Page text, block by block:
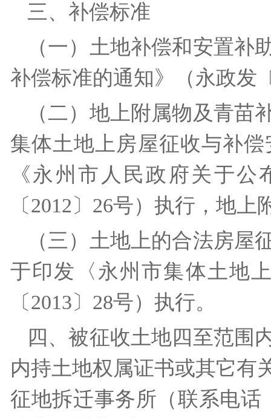
三、补偿标准
（一）土地补偿和安置
补偿标准的通知》（永政
（二）地上附属物及青
集体土地上房屋征收与补
《永州市人民政府关于
〔2012〕26号）执行，
（三）土地上的合法房
于印发〈永州市集体土地
〔2013〕28号）执行。
四、被征收土地四至范围
内持土地权属证书或其它有
征地拆迁事务所（联系电话